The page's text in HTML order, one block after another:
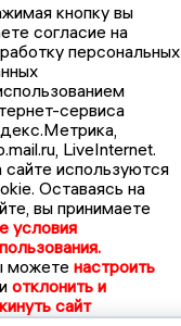
кнопку вы
согласие на
персональных
сервиса
LiveInternet.
сайте используются
Оставаясь на
вы принимаете
условия
можете настроить
отклонить и
сайт